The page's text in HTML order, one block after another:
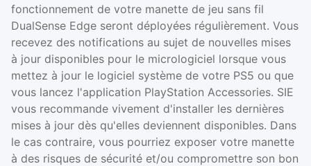
fonctionnement de votre manette de jeu sans fil
DualSense Edge seront déployées régulièrement. Vous
recevez des notifications au sujet de nouvelles mises
à jour disponibles pour le micrologiciel lorsque vous
mettez à jour le logiciel système de votre PS5 ou que
vous lancez l'application PlayStation Accessories. SIE
vous recommande vivement d'installer les dernières
mises à jour dès qu'elles deviennent disponibles. Dans
le cas contraire, vous pourriez exposer votre manette
à des risques de sécurité et/ou compromettre son bon